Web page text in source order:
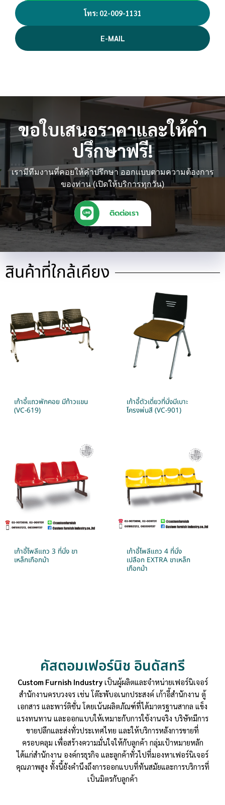
โทร: 02-009-1131
E-MAIL
ขอใบเสนอราคาและให้คำ
ปรึกษาฟรี!
เรามีทีมงานที่คอยให้คำปรึกษา ออกแบบตามความต้องการ
ของท่าน (เปิดให้บริการทุกวัน)
ติดต่อเรา
สินค้าที่ใกล้เคียง
เก้าอี้แถวพักคอย มีท้าวแขน
(VC-619)
เก้าอี้ตัวเดี่ยวที่นั่งมีเบาะ
โครงพ่นสี (VC-901)
เก้าอี้โพลีแถว 3 ที่นั่ง ขา
เหล็กเกือกม้า
เก้าอี้โพลีแถว 4 ที่นั่ง
เปลือก EXTRA ขาเหล็ก
เกือกม้า
คัสตอมเฟอร์นิช อินดัสทรี
Custom Furnish Industryเป็นผู้ผลิตและจำหน่ายเฟอร์นิเจอร์
สำนักงานครบวงจร เช่น โต๊ะพับอเนกประสงค์ เก้าอี้สำนักงาน ตู้
เอกสาร และพาร์ติชั่น โดยเน้นผลิตภัณฑ์ที่ได้มาตรฐานสากล แข็ง
แรงทนทาน และออกแบบให้เหมาะกับการใช้งานจริง บริษัทมีการ
ขายปลีกและส่งทั่วประเทศไทย และให้บริการหลังการขายที่
ครอบคลุม เพื่อสร้างความมั่นใจให้กับลูกค้า กลุ่มเป้าหมายหลัก
ได้แก่สำนักงาน องค์กรธุรกิจ และลูกค้าทั่วไปที่มองหาเฟอร์นิเจอร์
คุณภาพสูง ทั้งนี้ยังคำนึงถึงการออกแบบที่ทันสมัยและการบริการที่
เป็นมิตรกับลูกค้า